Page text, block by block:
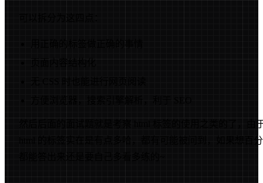
可以拆分为这四点：
用正确的标签做正确的事情
页面内容结构化
无 CSS 时也能进行网页阅读
方便浏览器，搜索引擎解析，利于 SEO
然后后面的面试题就是考察 html 标签的使用之类的了，由
html 的标签实在是有点多哈，都有可能被问到，如果想百
都能答出来还是要自己多看多练的~